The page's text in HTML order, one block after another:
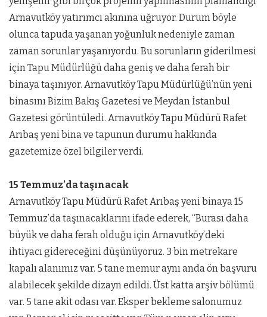
Arnavutköy yatırımcı akınına uğruyor. Durum böyle
olunca tapuda yaşanan yoğunluk nedeniyle zaman
zaman sorunlar yaşanıyordu. Bu sorunların giderilmesi
için Tapu Müdürlüğü daha geniş ve daha ferah bir
binaya taşınıyor. Arnavutköy Tapu Müdürlüğü’nün yeni
binasını Bizim Bakış Gazetesi ve Meydan İstanbul
Gazetesi görüntüledi. Arnavutköy Tapu Müdürü Rafet
Arıbaş yeni bina ve tapunun durumu hakkında
gazetemize özel bilgiler verdi.
15 Temmuz’da taşınacak
Arnavutköy Tapu Müdürü Rafet Arıbaş yeni binaya 15
Temmuz’da taşınacaklarını ifade ederek, “Burası daha
büyük ve daha ferah olduğu için Arnavutköy’deki
ihtiyacı gidereceğini düşünüyoruz. 3 bin metrekare
kapalı alanımız var. 5 tane memur aynı anda ön başvuru
alabilecek şekilde dizayn edildi. Üst katta arşiv bölümü
var. 5 tane akit odası var. Eksper bekleme salonumuz